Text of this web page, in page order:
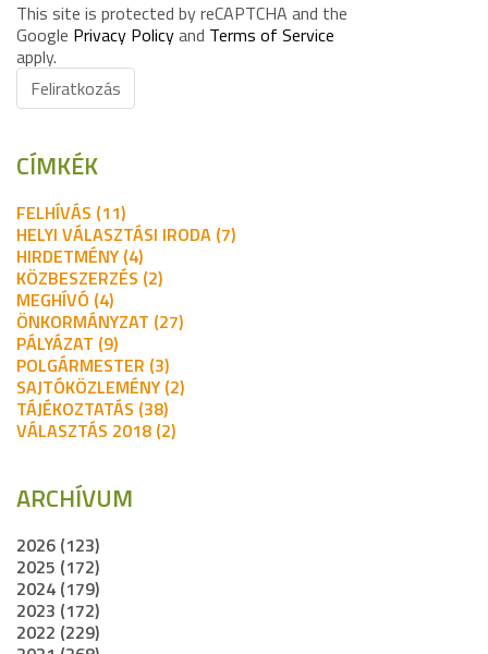
This site is protected by reCAPTCHA and the
Google Privacy Policyand Terms of Service
apply.
Feliratkozás
CÍMKÉK
FELHÍVÁS (11)
HELYI VÁLASZTÁSI IRODA (7)
HIRDETMÉNY (4)
KÖZBESZERZÉS (2)
MEGHÍVÓ (4)
ÖNKORMÁNYZAT (27)
PÁLYÁZAT (9)
POLGÁRMESTER (3)
SAJTÓKÖZLEMÉNY (2)
TÁJÉKOZTATÁS (38)
VÁLASZTÁS 2018 (2)
ARCHÍVUM
2026 (123)
2025 (172)
2024 (179)
2023 (172)
2022 (229)